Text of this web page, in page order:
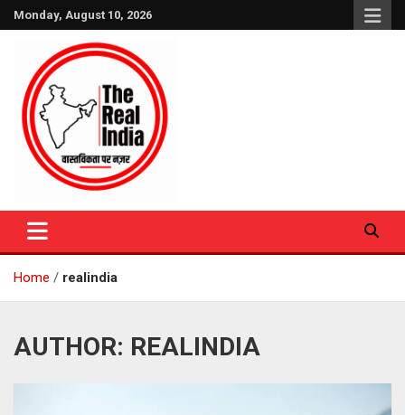
Skip
to
Monday, August 10, 2026
The Real India
Home realindia
AUTHOR: REALINDIA